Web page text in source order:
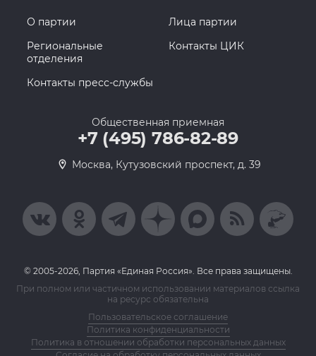
О партии
Лица партии
Региональные
отделения
Контакты ЦИК
Контакты пресс-службы
Общественная приемная
+7 (495) 786-82-89
Москва, Кутузовский проспект, д. 39
© 2005-2026, Партия «Единая Россия». Все права защищены.
При полном или частичном использовании материалов ссылка
на ресурс обязательна
Пользовательское соглашение
Политика конфиденциальности
Политика в отношении обработки персональных данных